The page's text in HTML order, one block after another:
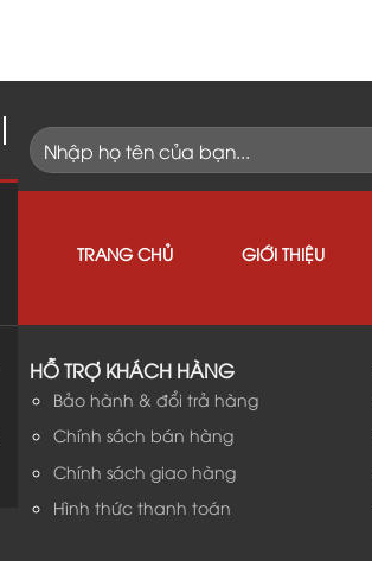
TRANG CHỦ GIỚI THIỆU
HỖ TRỢ KHÁCH HÀNG
Bảo hành & đổi trả hàng
Chính sách bán hàng
Chính sách giao hàng
Hình thức thanh toán